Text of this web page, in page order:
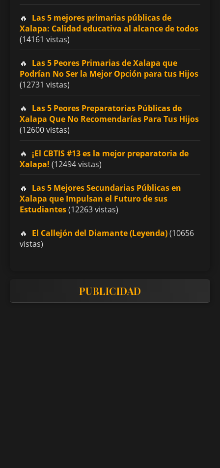
Las 5 mejores primarias públicas de
Xalapa: Calidad educativa al alcance de todos
(14161 vistas)
Las 5 Peores Primarias de Xalapa que
Podrían No Ser la Mejor Opción para tus Hijos
(12731 vistas)
Las 5 Peores Preparatorias Públicas de
Xalapa Que No Recomendarías Para Tus Hijos
(12600 vistas)
¡El CBTIS #13 es la mejor preparatoria de
Xalapa! (12494 vistas)
Las 5 Mejores Secundarias Públicas en
Xalapa que Impulsan el Futuro de sus
Estudiantes(12263 vistas)
El Callejón del Diamante (Leyenda)(10656
vistas)
PUBLICIDAD